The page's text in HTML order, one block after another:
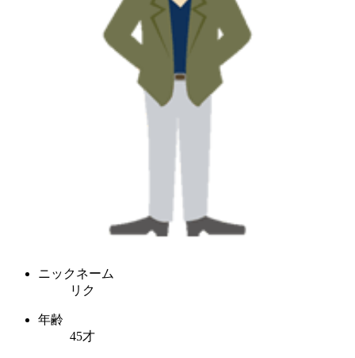
ニックネーム
リク
年齢
45才